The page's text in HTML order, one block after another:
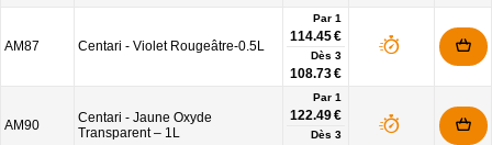
AM87 Centari - Violet Rougeâtre-0.5L
Par 1
114.45 €
Dès 3
108.73 €
AM90
Centari - Jaune Oxyde
Transparent – 1L
Par 1
122.49 €
Dès 3